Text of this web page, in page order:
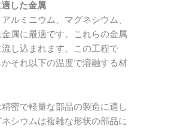
した金属
ルミニウム、マグネシウム、
属に最適です。これらの金属
し込まれます。この工程で
それ以下の温度で溶融する材
密で軽量な部品の製造に適し
シウムは複雑な形状の部品に